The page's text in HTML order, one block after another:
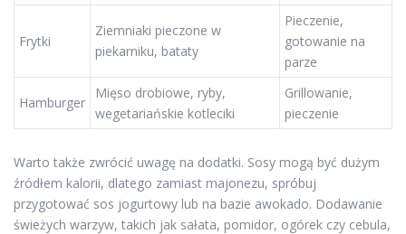
Frytki
Ziemniaki pieczone w
piekarniku, bataty
Pieczenie,
gotowanie na
parze
Hamburger
Mięso drobiowe, ryby,
wegetariańskie kotleciki
Grillowanie,
pieczenie
Warto także zwrócić uwagę na dodatki. Sosy mogą być dużym
źródłem kalorii, dlatego zamiast majonezu, spróbuj
przygotować sos jogurtowy lub na bazie awokado. Dodawanie
świeżych warzyw, takich jak sałata, pomidor, ogórek czy cebula,